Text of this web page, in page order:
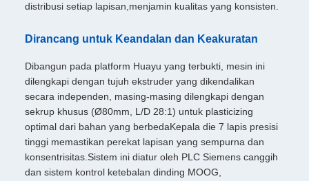
distribusi setiap lapisan,menjamin kualitas yang konsisten.
Dirancang untuk Keandalan dan Keakuratan
Dibangun pada platform Huayu yang terbukti, mesin ini
dilengkapi dengan tujuh ekstruder yang dikendalikan
secara independen, masing-masing dilengkapi dengan
sekrup khusus (Ø80mm, L/D 28:1) untuk plasticizing
optimal dari bahan yang berbedaKepala die 7 lapis presisi
tinggi memastikan perekat lapisan yang sempurna dan
konsentrisitas.Sistem ini diatur oleh PLC Siemens canggih
dan sistem kontrol ketebalan dinding MOOG,